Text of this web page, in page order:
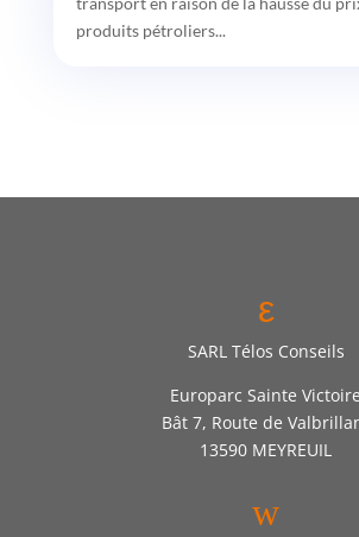
produits pétroliers...
ε
SARL Télos Conseils
Europarc Sainte Victoire
Bât 7, Route de
13590 MEYREUIL
w